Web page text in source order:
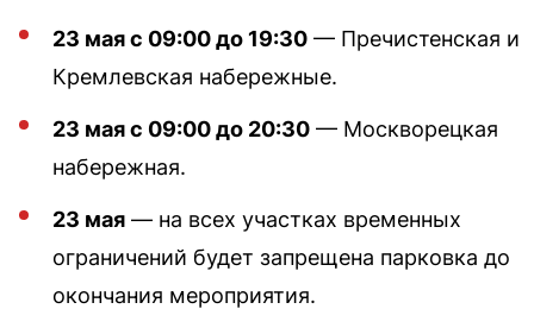
23 мая с 09:00 до 19:30 — Пречистенская и
Кремлевская набережные.
23 мая с 09:00 до 20:30 — Москворецкая
набережная.
23 мая — на всех участках временных
ограничений будет запрещена парковка до
окончания мероприятия.